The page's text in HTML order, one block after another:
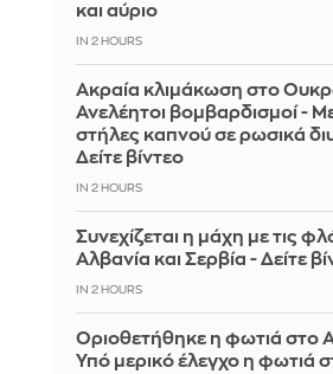
και αύριο
IN 2 HOURS
Ακραία κλιμάκωση στο
Ανελέητοι βομβαρδισμοί -
στήλες καπνού σε ρωσικά
Δείτε βίντεο
IN 2 HOURS
Συνεχίζεται η μάχη με τις
Αλβανία και Σερβία - Δείτε
IN 2 HOURS
Οριοθετήθηκε η φωτιά στο
Υπό μερικό έλεγχο η φωτιά